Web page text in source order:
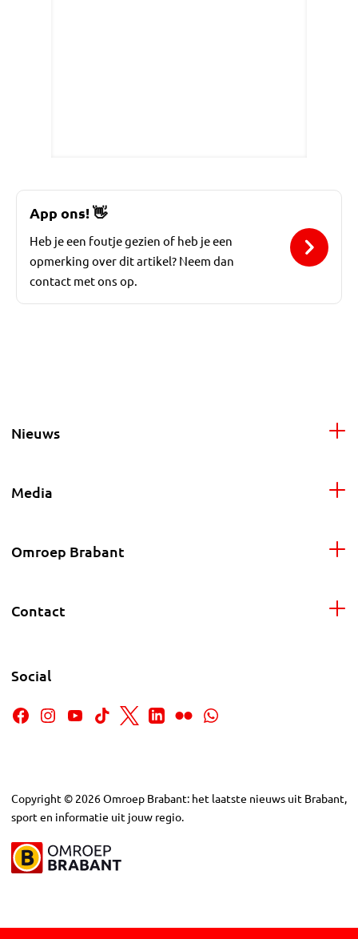
App ons!👋
Heb je een foutje gezien of heb je een
opmerking over dit artikel? Neem dan
contact met ons op.
Nieuws
Media
Omroep Brabant
Contact
Social
Copyright © 2026Omroep Brabant: het laatste nieuws uit Brabant,
sport en informatie uit jouw regio.